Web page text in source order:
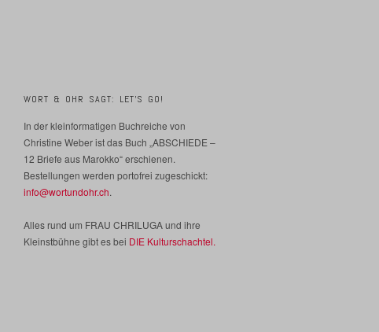
WORT & OHR SAGT: LET’S GO!
In der kleinformatigen Buchreiche von
Christine Weber ist das Buch „ABSCHIEDE –
12 Briefe aus Marokko“ erschienen.
Bestellungen werden portofrei zugeschickt:
info@wortundohr.ch.
Alles rund um FRAU CHRILUGA und ihre
Kleinstbühne gibt es bei DIE Kulturschachtel.